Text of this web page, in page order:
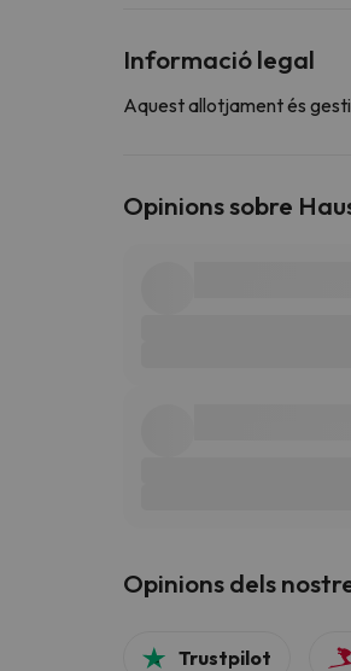
Informació legal
Aquest allotjament és
Opinions sobre
Opinions dels
Trustpilot